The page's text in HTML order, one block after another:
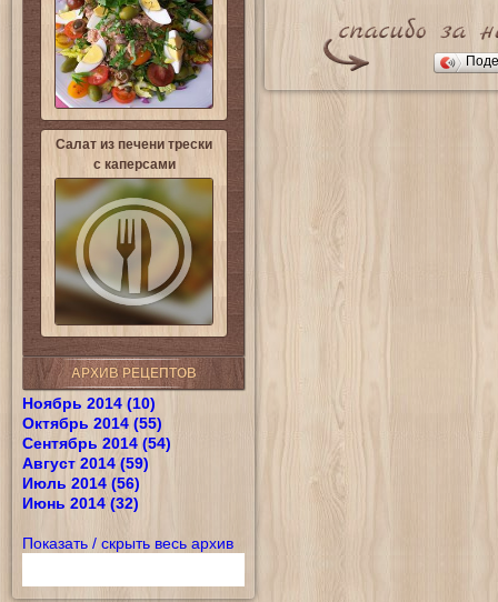
Салат из печени трески
с каперсами
АРХИВ РЕЦЕПТОВ
Ноябрь 2014 (10)
Октябрь 2014 (55)
Сентябрь 2014 (54)
Август 2014 (59)
Июль 2014 (56)
Июнь 2014 (32)
Показать / скрыть весь архив